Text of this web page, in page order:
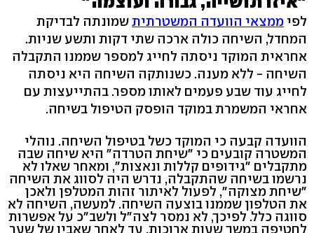
לפי ממצאי הוועדה המשטרתיתשמונתה לבדיקת
המחדל, השיחה כולה ארכה שתי דקות ותשע שניות.
אחראית המוקד ניסתה לחייג למספר שממנו התקבלה
השיחה - ללא מענה. כשנותקה השיחה היא ניסתה
לחייג עוד שבע פעמים לאותו מספר. בהתייעצות עם
אחראי המשמרת במוקד הופסק הטיפול בשיחה.
הוועדה קבעה כי המוקד כשל בטיפול השיחה. נוהלי
המשטרה קובעים כי "שיחת הטרדה" היא שיחה שבה
מתקבלים "גידופים קללות ונאצות", ומאחר שאלו לא
נרשמו בשיחה שהתקבלה, נדרש היה לסווג את השיחה
"שיחת מצוקה", לפעול לאיתור זהות המטלפן ולאכן
את הטלפון שממנו בוצעה השיחה. למעשה, השיחה לא
סווגה כלל. לפיכך, לא נמסר לצה"ל ולשב"כ על אפשרות
לחטיפה במשך שעות ארוכות, עד לאחר שאביו של שער